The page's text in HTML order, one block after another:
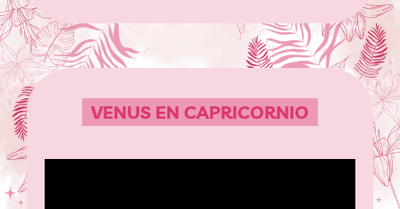
VENUS EN CAPRICORNIO